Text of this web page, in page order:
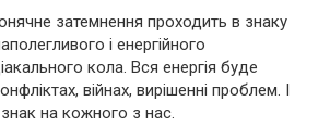
затемнення проходить в знаку
і енергійного
кола. Вся енергія буде
війнах, вирішенні проблем. І
на кожного з нас.